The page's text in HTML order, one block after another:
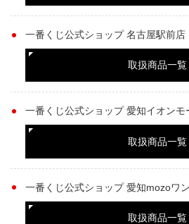
一番くじ公式ショップ 名古屋駅前店
取扱商品一覧
一番くじ公式ショップ 愛知イオンモ
取扱商品一覧
一番くじ公式ショップ 愛知mozoワ
取扱商品一覧